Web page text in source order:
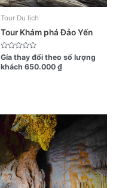
Tour Du lịch
Tour Khám phá Đảo Yến
Được
xếp
hạng
Gía thay đổi theo số lượng
khách 650.000₫